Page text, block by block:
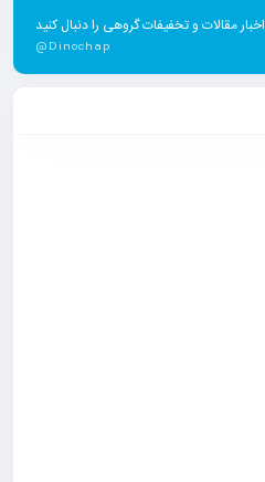
اخبار مقالات و تخفیفات گروهی را دنبال کنید
@Dinochap